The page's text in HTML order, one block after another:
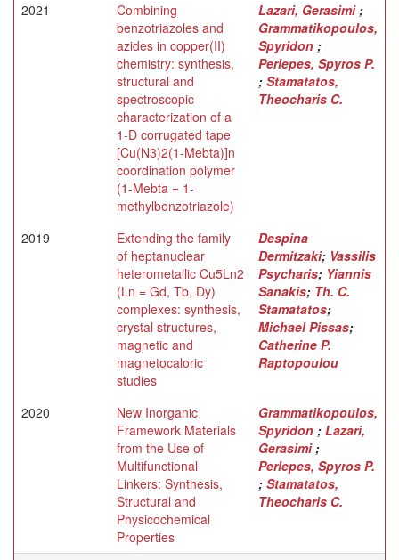
2021
Combining
benzotriazoles and
azides in copper(II)
chemistry: synthesis,
structural and
spectroscopic
characterization of a
1-D corrugated tape
[Cu(N3)2(1-Mebta)]n
coordination polymer
(1-Mebta = 1-
methylbenzotriazole)
Lazari, Gerasimi;
Grammatikopoulos,
Spyridon ;
Perlepes, Spyros P.
; Stamatatos,
Theocharis C.
2019
Extending the family
of heptanuclear
heterometallic Cu5Ln2
(Ln = Gd, Tb, Dy)
complexes: synthesis,
crystal structures,
magnetic and
magnetocaloric
studies
Despina
Dermitzaki; Vassilis
Psycharis; Yiannis
Sanakis; Th. C.
Stamatatos;
Michael Pissas;
Catherine P.
Raptopoulou
2020
New Inorganic
Framework Materials
from the Use of
Multifunctional
Linkers: Synthesis,
Structural and
Physicochemical
Properties
Grammatikopoulos,
Spyridon ; Lazari,
Gerasimi;
Perlepes, Spyros P.
; Stamatatos,
Theocharis C.